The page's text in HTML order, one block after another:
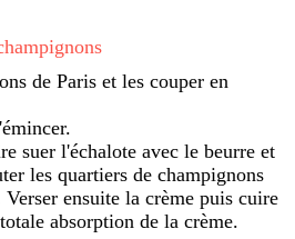
de Paris et les couper en
suer l'échalote avec le beurre et
les quartiers de champignons
ensuite la crème puis cuire
absorption de la crème.